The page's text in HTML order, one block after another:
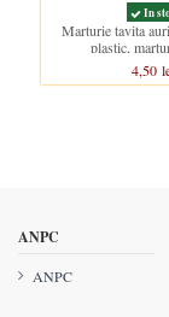
In
Marturie tavita
plastic,
4,50
ANPC
ANPC